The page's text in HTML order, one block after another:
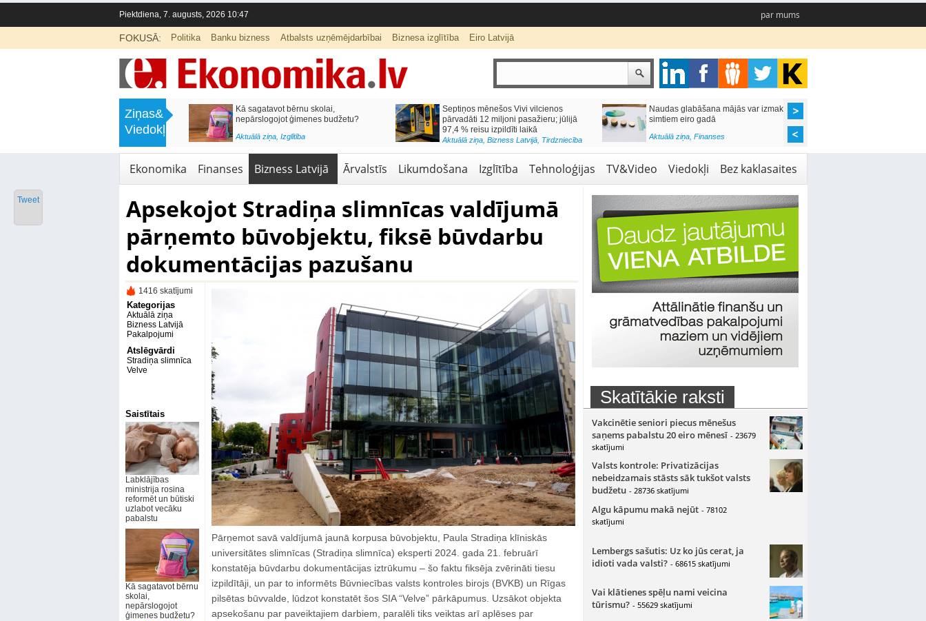
Piektdiena, 7. augusts, 2026 10:47 par mums
FOKUSĀ: Politika Banku bizness Atbalsts uzņēmējdarbībai Biznesa izglītība Eiro Latvijā
Ziņas&
Viedokļi
Labklājības ministrija rosina reformēt
un būtiski uzlabot vecāku pabalstu
Kā sagatavot bērnu skolai,
nepārslogojot ģimenes budžetu?
Aktuālā ziņa,Izglītība
Septiņos mēnešos Vivi vilcienos
pārvadāti 12 miljoni pasažieru; jūlijā
97,4 % reisu izpildīti laikā
Aktuālā ziņa,Bizness Latvijā,Tirdzniecība
Naudas glabāšana mājās var izmaksāt
simtiem eiro gadā
Aktuālā ziņa,Finanses
Ekonomika Finanses Bizness Latvijā Ārvalstīs Likumdošana Izglītība Tehnoloģijas TV&Video Viedokļi Bez kaklasaites
Apsekojot Stradiņa slimnīcas valdījumā
pārņemto būvobjektu, fiksē būvdarbu
dokumentācijas pazušanu
1416 skatījumi
Kategorijas
Aktuālā ziņa
Bizness Latvijā
Pakalpojumi
Atslēgvārdi
Stradiņa slimnīca
Velve
Saistītais
Labklājības
ministrija rosina
reformēt un būtiski
uzlabot vecāku
pabalstu
Kā sagatavot bērnu
skolai,
nepārslogojot
ģimenes budžetu?
Pārņemot savā valdījumā jaunā korpusa būvobjektu, Paula Stradiņa klīniskās
universitātes slimnīcas (Stradiņa slimnīca) eksperti 2024. gada 21. februārī
konstatēja būvdarbu dokumentācijas iztrūkumu – šo faktu fiksēja zvērināti tiesu
izpildītāji, un par to informēts Būvniecības valsts kontroles birojs (BVKB) un Rīgas
pilsētas būvvalde, lūdzot konstatēt šos SIA “Velve” pārkāpumus. Uzsākot objekta
apsekošanu par paveiktajiem darbiem, paralēli tiks veiktas arī aplēses par
Skatītākie raksti
Vakcinētie seniori piecus mēnešus
saņems pabalstu 20 eiro mēnesī - 23679
skatījumi
Valsts kontrole: Privatizācijas
nebeidzamais stāsts sāk tukšot valsts
budžetu - 28736 skatījumi
Algu kāpumu makā nejūt - 78102
skatījumi
Lembergs sašutis: Uz ko jūs cerat, ja
idioti vada valsti? - 68615 skatījumi
Vai klātienes spēļu nami veicina
tūrismu? - 55629 skatījumi
Tweet